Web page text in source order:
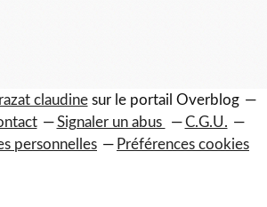
claudinesur le portail Overblog
Signaler un abus
C.G.U.
personnelles
Préférences cookies